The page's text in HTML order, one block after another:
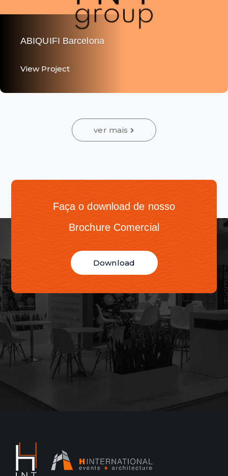
The Hair Experience - Truss - Paises Bajos
View Project
ver mais
Faça o download de nosso
Brochure Comercial
Download